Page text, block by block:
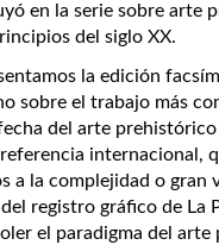
en la serie sobre arte
del siglo XX.
la edición
sobre el trabajo más
del arte prehistórico
internacional,
a la complejidad o gran
registro gráfico de La
el paradigma del arte